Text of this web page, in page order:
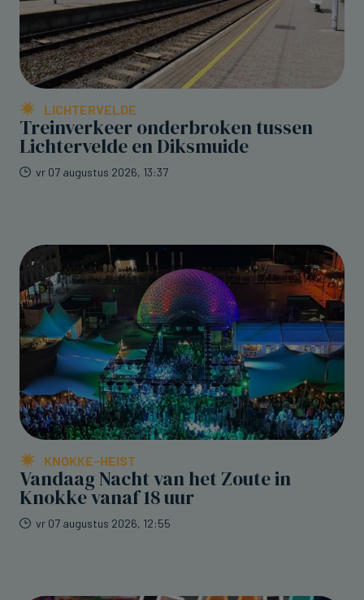
LICHTERVELDE
Treinverkeer onderbroken tussen
Lichtervelde en Diksmuide
vr 07 augustus 2026, 13:37
KNOKKE-HEIST
Vandaag Nacht van het Zoute in
Knokke vanaf 18 uur
vr 07 augustus 2026, 12:55